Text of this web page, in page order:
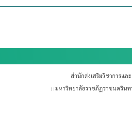
สำนักส่งเสริมวิชาการแ
:: มหาวิทยาลัยราชภัฏราชนคริน